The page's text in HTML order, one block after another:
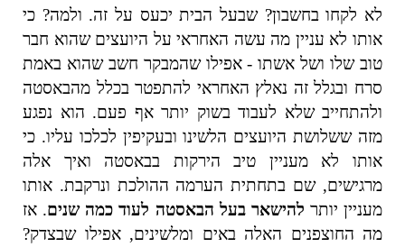
לא לקחו בחשבון? שבעל הבית יכעס על זה. ולמה? כי
אותו לא עניין מה עשה האחראי על היועצים שהוא חבר
טוב שלו ושל אשתו - אפילו שהמבקר חשב שהוא באמת
סרח ובגלל זה נאלץ האחראי להתפטר בכלל מהבאסטה
ולהתחייב שלא לעבוד בשוק יותר אף פעם. הוא נפגע
מזה ששלושת היועצים הלשינו ובעקיפין לכלכו עליו. כי
אותו לא מעניין טיב הירקות בבאסטה ואיך אלה
מרגישים, שם בתחתית הערמה ההולכת ונרקבת. אותו
מעניין יותר להישאר בעל הבאסטה לעוד כמה שנים. אז
מה החוצפנים האלה באים ומלשינים, אפילו שבצדק?